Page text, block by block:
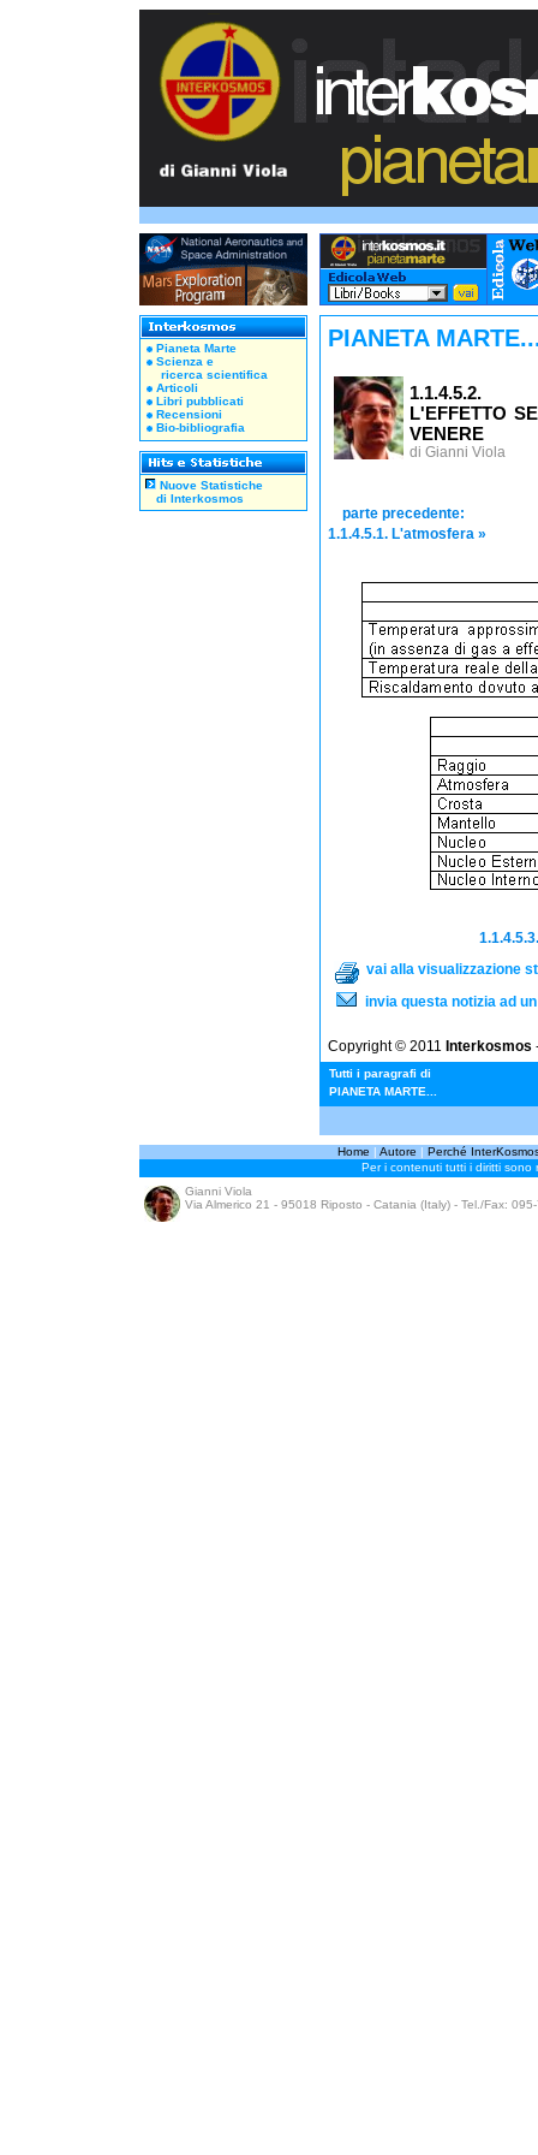
Pianeta Marte
Scienza e
ricerca scientifica
Articoli
Libri pubblicati
Recensioni
Bio-bibliografia
Nuove Statistiche
di Interkosmos
PIANETA
1.1.4.5.2.
L'EFFETTO
VENERE
di Gianni Viola
parte precedente:
1.1.4.5.1. L'atmosfera »
vai alla visualizzazione
invia questa notizia ad
Copyright © 2011 Interkosmos
Tutti i paragrafi di
PIANETA MARTE...
Home | Autore | Perché
Per i contenuti tutti i diritti sono
Gianni Viola
Via Almerico 21 - 95018 Riposto - Catania (Italy) - Tel./Fax: